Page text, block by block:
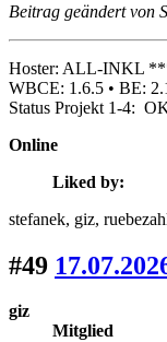
Beitrag geändert von
Hoster: ALL-INKL
WBCE: 1.6.5 • BE:
Status Projekt 1-4:
Online
Liked by:
stefanek, giz,
#49
giz
Mitglied